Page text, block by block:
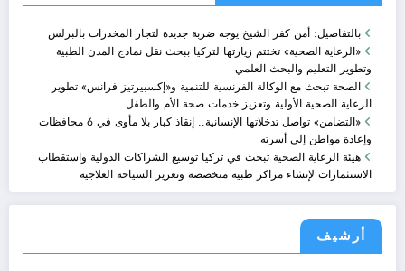
بالتفاصيل: أمن كفر الشيخ يوجه ضربة جديدة لتجار المخدرات بالبرلس
«الرعاية الصحية» تختتم زيارتها لتركيا ببحث نقل نماذج المدن الطبية
وتطوير التعليم والبحث العلمي
الصحة تبحث مع الوكالة الفرنسية للتنمية و«إكسبيرتيز فرانس» تطوير
الرعاية الصحية الأولية وتعزيز خدمات صحة الأم والطفل
«التضامن» تواصل تدخلاتها الإنسانية.. إنقاذ كبار بلا مأوى في 6 محافظات
وإعادة مواطن إلى أسرته
هيئة الرعاية الصحية تبحث في تركيا توسيع الشراكات الدولية واستقطاب
الاستثمارات لإنشاء مراكز طبية متخصصة وتعزيز السياحة العلاجية
أرشيف